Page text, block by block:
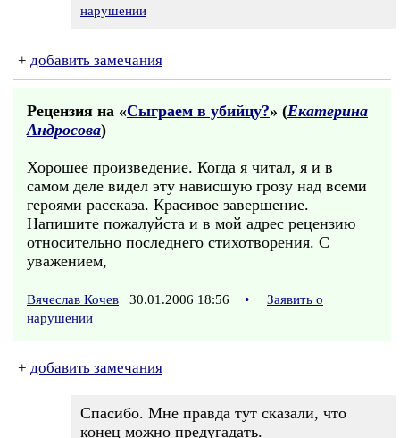
нарушении
+ добавить замечания
Рецензия на «Сыграем в убийцу?» (Екатерина
Андросова)
Хорошее произведение. Когда я читал, я и в
самом деле видел эту нависшую грозу над всеми
героями рассказа. Красивое завершение.
Напишите пожалуйста и в мой адрес рецензию
относительно последнего стихотворения. С
уважением,
Вячеслав Кочев 30.01.2006 18:56 •
Заявить о
нарушении
+ добавить замечания
Спасибо. Мне правда тут сказали, что
конец можно предугадать.